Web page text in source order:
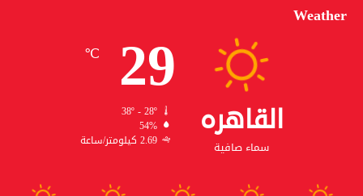
Weather
القاهره
سماء صافية
29
℃
38º - 28º
54%
2.69 كيلومتر/ساعة